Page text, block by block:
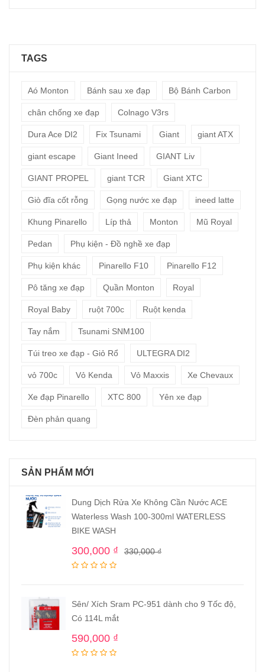
TAGS
Aó Monton Bánh sau xe đạp Bộ Bánh Carbon
chân chống xe đạp Colnago V3rs
Dura Ace DI2 Fix Tsunami Giant giant ATX
giant escape Giant Ineed GIANT Liv
GIANT PROPEL giant TCR Giant XTC
Giò đĩa cốt rỗng Gọng nước xe đạp ineed latte
Khung Pinarello Líp thả Monton Mũ Royal
Pedan Phụ kiện - Đồ nghề xe đạp
Phụ kiện khác Pinarello F10 Pinarello F12
Pô tăng xe đạp Quần Monton Royal
Royal Baby ruột 700c Ruột kenda
Tay nắm Tsunami SNM100
Túi treo xe đạp - Giỏ Rổ ULTEGRA DI2
vỏ 700c Vỏ Kenda Vỏ Maxxis Xe Chevaux
Xe đạp Pinarello XTC 800 Yên xe đạp
Đèn phản quang
SẢN PHẨM MỚI
Dung Dịch Rửa Xe Không Cần Nước ACE
Waterless Wash 100-300ml WATERLESS
BIKE WASH
330,000₫
300,000 ₫
Sên/ Xích Sram PC-951 dành cho 9 Tốc độ,
Có 114L mắt
590,000 ₫